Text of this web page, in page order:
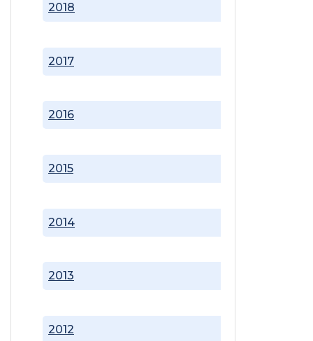
2012
2013
2014
2015
2016
2017
2018